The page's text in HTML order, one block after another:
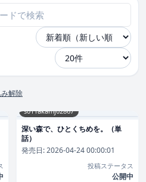
解除
s011akamj02867
深い森で、ひとくちめを。（単
話）
発売日:2026-04-24 00:00:01
投稿ステータス
公開中